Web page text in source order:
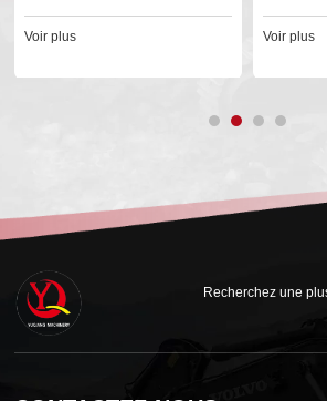
Voir plus Voir plus
Recherchez une